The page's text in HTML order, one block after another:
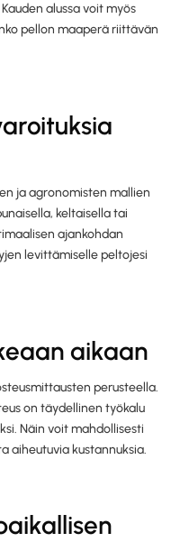
alussa voit myös
pellon maaperä riittävän
ja agronomisten mallien
keltaisella tai
ajankohdan
levittämiselle peltojesi
aikaan
perusteella.
on täydellinen työkalu
Näin voit mahdollisesti
aiheutuvia kustannuksia.